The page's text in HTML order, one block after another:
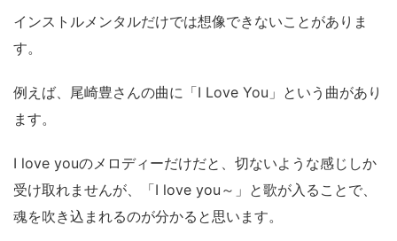
インストルメンタルだけでは想像できないことがありま
す。
例えば、尾崎豊さんの曲に「I Love You」という曲があり
ます。
I love youのメロディーだけだと、切ないような感じしか
受け取れませんが、「I love you～」と歌が入ることで、
魂を吹き込まれるのが分かると思います。